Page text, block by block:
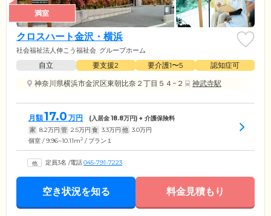
満室
クロスハート金沢・横浜
社会福祉法人伸こう福祉会 グループホーム
自立 要支援2 要介護1〜5
認知症可
神奈川県横浜市金沢区東朝比奈２丁目５４−２
神武寺駅
月額17.0 万円 (入居金18.8万円) + 介護保険料
家 8.2万円 管 2.5万円 食 3.3万円 他 3.0万円
個室 / 9.96~10.11m2 / プラン１
定員3名 /電話045-791-7223
空き状況を知る 料金見積もり